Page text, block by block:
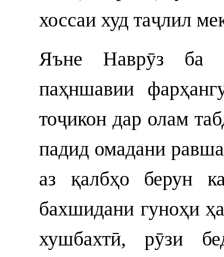
хоссаи худ таҷлил
Яъне Наврӯз ба
паҳншавии
тоҷикон дар олам
падид омадани
аз қалбҳо берун
бахшидани гуноҳи
хушбахтӣ, рӯзи